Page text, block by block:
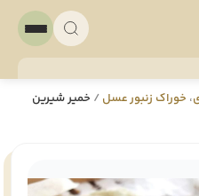
، خوراک زنبور عسل/ خمیر شیرین